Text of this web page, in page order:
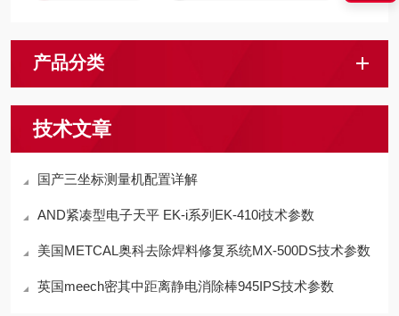
产品分类
技术文章
国产三坐标测量机配置详解
AND紧凑型电子天平 EK-i系列EK-410i技术参数
美国METCAL奥科去除焊料修复系统MX-500DS技术参数
英国meech密其中距离静电消除棒945IPS技术参数